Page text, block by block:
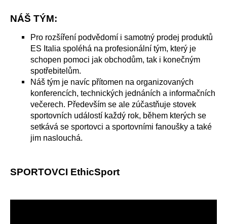
NÁŠ TÝM:
Pro rozšíření podvědomí i samotný prodej produktů
ES Italia spoléhá na profesionální tým, který je
schopen pomoci jak obchodům, tak i konečným
spotřebitelům.
Náš tým je navíc přítomen na organizovaných
konferencích, technických jednáních a informačních
večerech. Především se ale zúčastňuje stovek
sportovních událostí každý rok, během kterých se
setkává se sportovci a sportovními fanoušky a také
jim naslouchá.
SPORTOVCI EthicSport